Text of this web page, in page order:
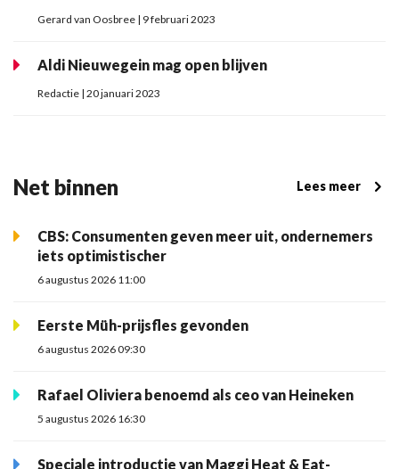
Gerard van Oosbree | 9 februari 2023
Aldi Nieuwegein mag open blijven
Redactie | 20 januari 2023
Net binnen Lees meer
CBS: Consumenten geven meer uit, ondernemers
iets optimistischer
6 augustus 2026 11:00
Eerste Müh-prijsfles gevonden
6 augustus 2026 09:30
Rafael Oliviera benoemd als ceo van Heineken
5 augustus 2026 16:30
Speciale introductie van Maggi Heat & Eat-